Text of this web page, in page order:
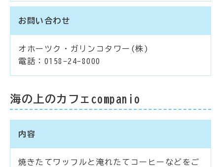
お問い合わせ
オホーツク・ガリンコタワー(株)
電話：0158-24-8000
海の上のカフェcompanio
内容
焼きたてワッフルと淹れたてコーヒーなどをご